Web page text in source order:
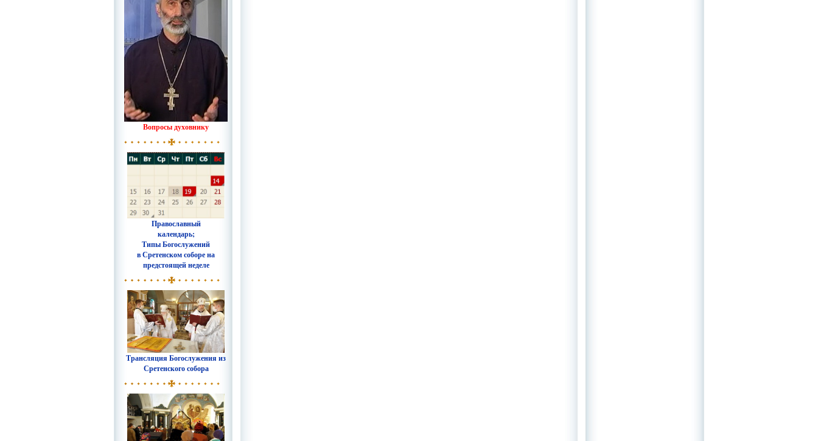
Вопросы духовнику
Православный
календарь;
Типы Богослужений
в Сретенском соборе на
предстоящей неделе
Трансляция Богослужения из
Сретенского собора